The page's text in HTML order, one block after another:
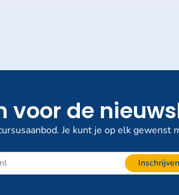
voor de
Je kunt je op elk gewenst
Inschrijven